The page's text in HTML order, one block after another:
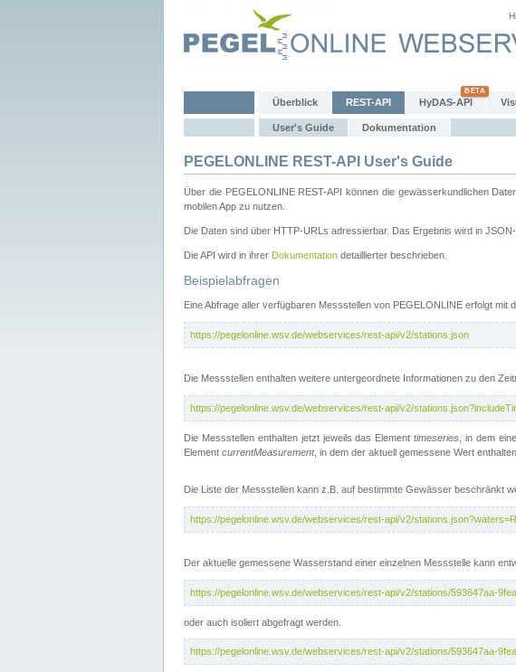
Überblick REST-API HyDAS-API
User's Guide Dokumentation
PEGELONLINE REST-API User's Guide
Über die PEGELONLINE REST-API können die gewässerkundlichen
mobilen App zu nutzen.
Die Daten sind über HTTP-URLs adressierbar. Das Ergebnis wird in
Die API wird in ihrer Dokumentation detaillierter beschrieben.
Beispielabfragen
Eine Abfrage aller verfügbaren Messstellen von PEGELONLINE erfolgt mit
https://pegelonline.wsv.de/webservices/rest-api/v2/stations.json
Die Messstellen enthalten weitere untergeordnete Informationen zu den
https://pegelonline.wsv.de/webservices/rest-api/v2/
Die Messstellen enthalten jetzt jeweils das Elementtimeseries , in dem
Element currentMeasurement, in dem der aktuell gemessene Wert
Die Liste der Messstellen kann z.B. auf bestimmte Gewässer beschränkt
https://pegelonline.wsv.de/webservices/rest-api/v2/
Der aktuelle gemessene Wasserstand einer einzelnen Messstelle kann
https://pegelonline.wsv.de/webservices/rest-api/v2/stations/593647aa-
oder auch isoliert abgefragt werden.
https://pegelonline.wsv.de/webservices/rest-api/v2/stations/593647aa-